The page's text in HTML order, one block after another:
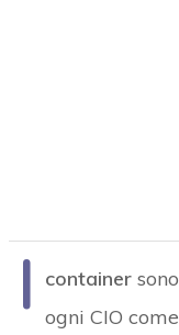
I container
ogni CIO